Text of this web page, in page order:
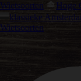
Wietsoorten
klassieke
Wietsoorten